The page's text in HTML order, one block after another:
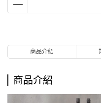
商品介紹
商品介紹